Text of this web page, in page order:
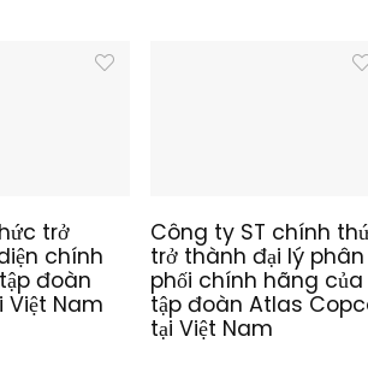
trở
chính
đoàn
Việt Nam
Công ty ST chính
trở thành đại lý phân
phối chính hãng của
tập đoàn Atlas
tại Việt Nam